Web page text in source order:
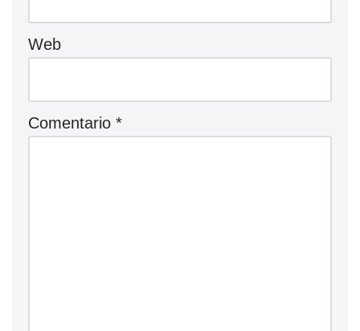
Web
Comentario *